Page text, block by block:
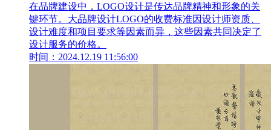
在品牌建设中，LOGO设计是传达品牌精神和形象的关
键环节。大品牌设计LOGO的收费标准因设计师资质、
设计难度和项目要求等因素而异，这些因素共同决定了
设计服务的价格。
时间：2024.12.19 11:56:00